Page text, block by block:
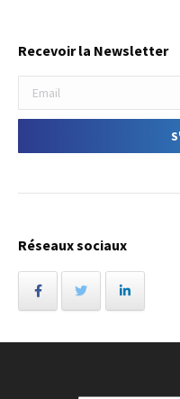
Recevoir la Newsletter
Réseaux sociaux